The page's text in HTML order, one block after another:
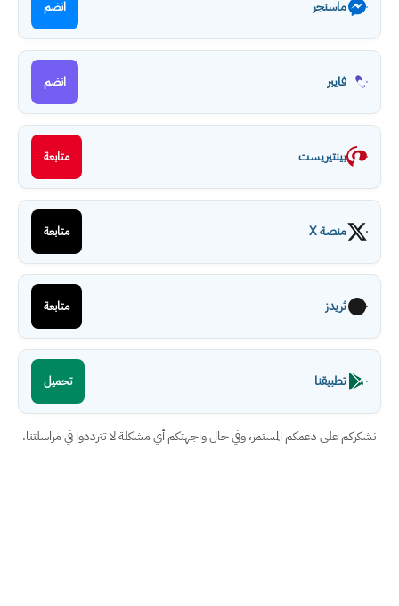
ماسنجر انضم
فايبر انضم
بينتيريست متابعة
منصة X متابعة
ثريدز متابعة
تطبيقنا تحميل
نشكركم على دعمكم المستمر، وفي حال واجهتكم أي مشكلة لا تترددوا في مراسلتنا.